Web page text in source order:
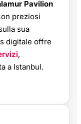
Pavilion
preziosi
sua
digitale offre
,
a Istanbul.